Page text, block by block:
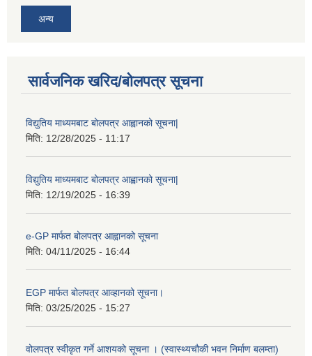
अन्य
सार्वजनिक खरिद/बोलपत्र सूचना
विद्युतिय माध्यमबाट बोलपत्र आह्वानको सूचना|
मिति: 12/28/2025 - 11:17
विद्युतिय माध्यमबाट बोलपत्र आह्वानको सूचना|
मिति: 12/19/2025 - 16:39
e-GP मार्फत बोलपत्र आह्वानको सूचना
मिति: 04/11/2025 - 16:44
EGP मार्फत बोलपत्र आव्हानको सूचना।
मिति: 03/25/2025 - 15:27
वोलपत्र स्वीकृत गर्ने आशयको सूचना । (स्वास्थ्यचौकी भवन निर्माण बलम्ता)